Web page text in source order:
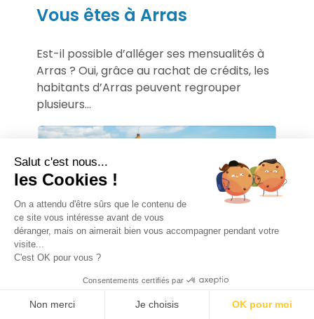
Vous êtes à Arras
Est-il possible d’alléger ses mensualités à
Arras ? Oui, grâce au rachat de crédits, les
habitants d’Arras peuvent regrouper
plusieurs...
Vous êtes à Perpignan
Salut c'est nous...
les Cookies !
On a attendu d'être sûrs que le contenu de
ce site vous intéresse avant de vous
déranger, mais on aimerait bien vous accompagner pendant votre
visite...
C'est OK pour vous ?
Consentements certifiés par
Non merci Je choisis OK pour moi